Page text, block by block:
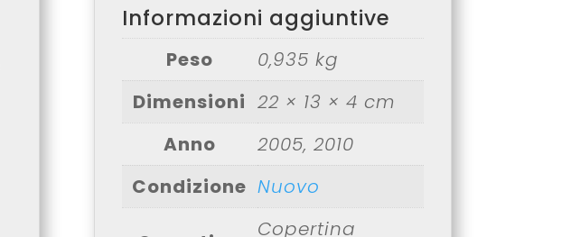
Informazioni aggiuntive
Peso
0,935 kg
Dimensioni 22 × 13 × 4 cm
Anno
2005, 2010
Condizione Nuovo
Copertina